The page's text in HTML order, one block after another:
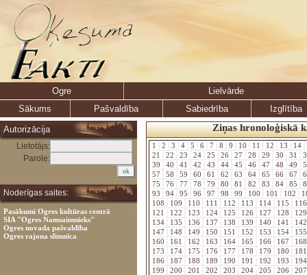
Ogre
Lielvārde
Sākums
Pašvaldība Sabiedrība
Izglītība
Autorizācija
Lietotājs:
Parole:
Noderīgas saites:
Pasākumi Ogres kultūras centrā
SIA "Ogres Namsaimnieks"
Ogres novada pašvaldība
Ogres rajona slimnīca
Ziņas hronoloģiskā
1 2 3 4 5 6 7 8 9 10 11 12 13 14
21
22 23 24 25 26 27 28 29 30 31
39
40 41 42 43 44 45 46 47 48 49
57
58 59 60 61 62 63 64 65 66 67
75
76 77 78 79 80 81 82 83 84 85
93
94 95 96 97 98 99 100 101 102
108
109 110 111 112 113 114 115
121
122 123 124 125 126 127 128
134
135 136 137 138 139 140 141
147
148 149 150 151 152 153 154
160
161 162 163 164 165 166 167
173
174 175 176 177 178 179 180
186
187 188 189 190 191 192 193
199
200 201 202 203 204 205 206